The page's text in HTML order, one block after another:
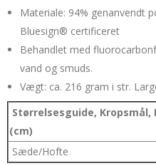
Materiale: 94% genanvendt
Bluesign® certificeret
Behandlet med
vand og smuds.
Vægt: ca. 216 gram i str.
Størrelsesguide, Kropsmål,
(cm)
Sæde/Hofte